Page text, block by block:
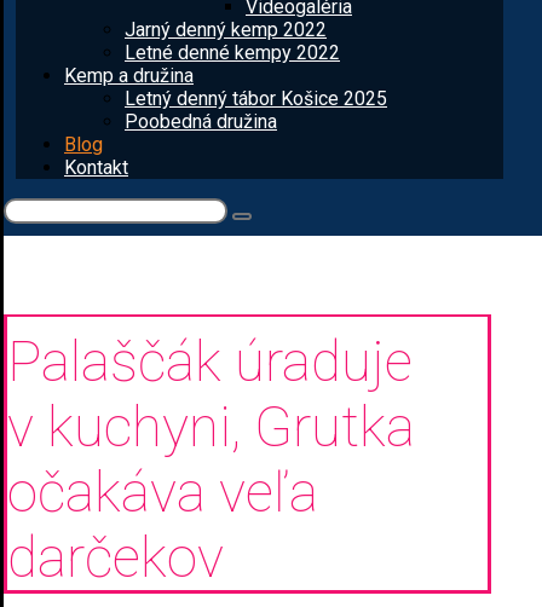
Videogaléria
Jarný denný kemp 2022
Letné denné kempy 2022
Kemp a družina
Letný denný tábor Košice 2025
Poobedná družina
Blog
Kontakt
Palaščák úraduje
v kuchyni, Grutka
očakáva veľa
darčekov